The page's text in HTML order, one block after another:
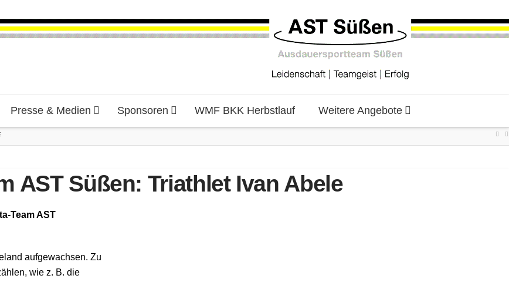
Presse & Medien Sponsoren WMF BKK Herbstlauf Weitere Angebote
AST Süßen: Triathlet Ivan Abele
Team AST
aufgewachsen. Zu
wie z. B. die